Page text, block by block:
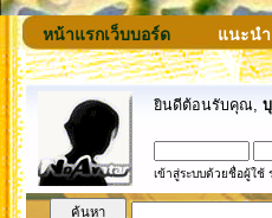
หน้าแรกเว็บบอร์ด แนะน
ยินดีต้อนรับคุณ,
เข้าสู่ระบบด้วยชื่อผู้ใช้